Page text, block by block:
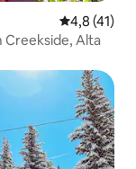
4,8 de uma
4,8 (41)
Creekside, Alta